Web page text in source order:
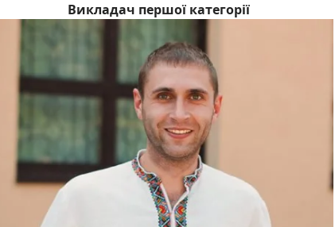
Викладач першої категорії